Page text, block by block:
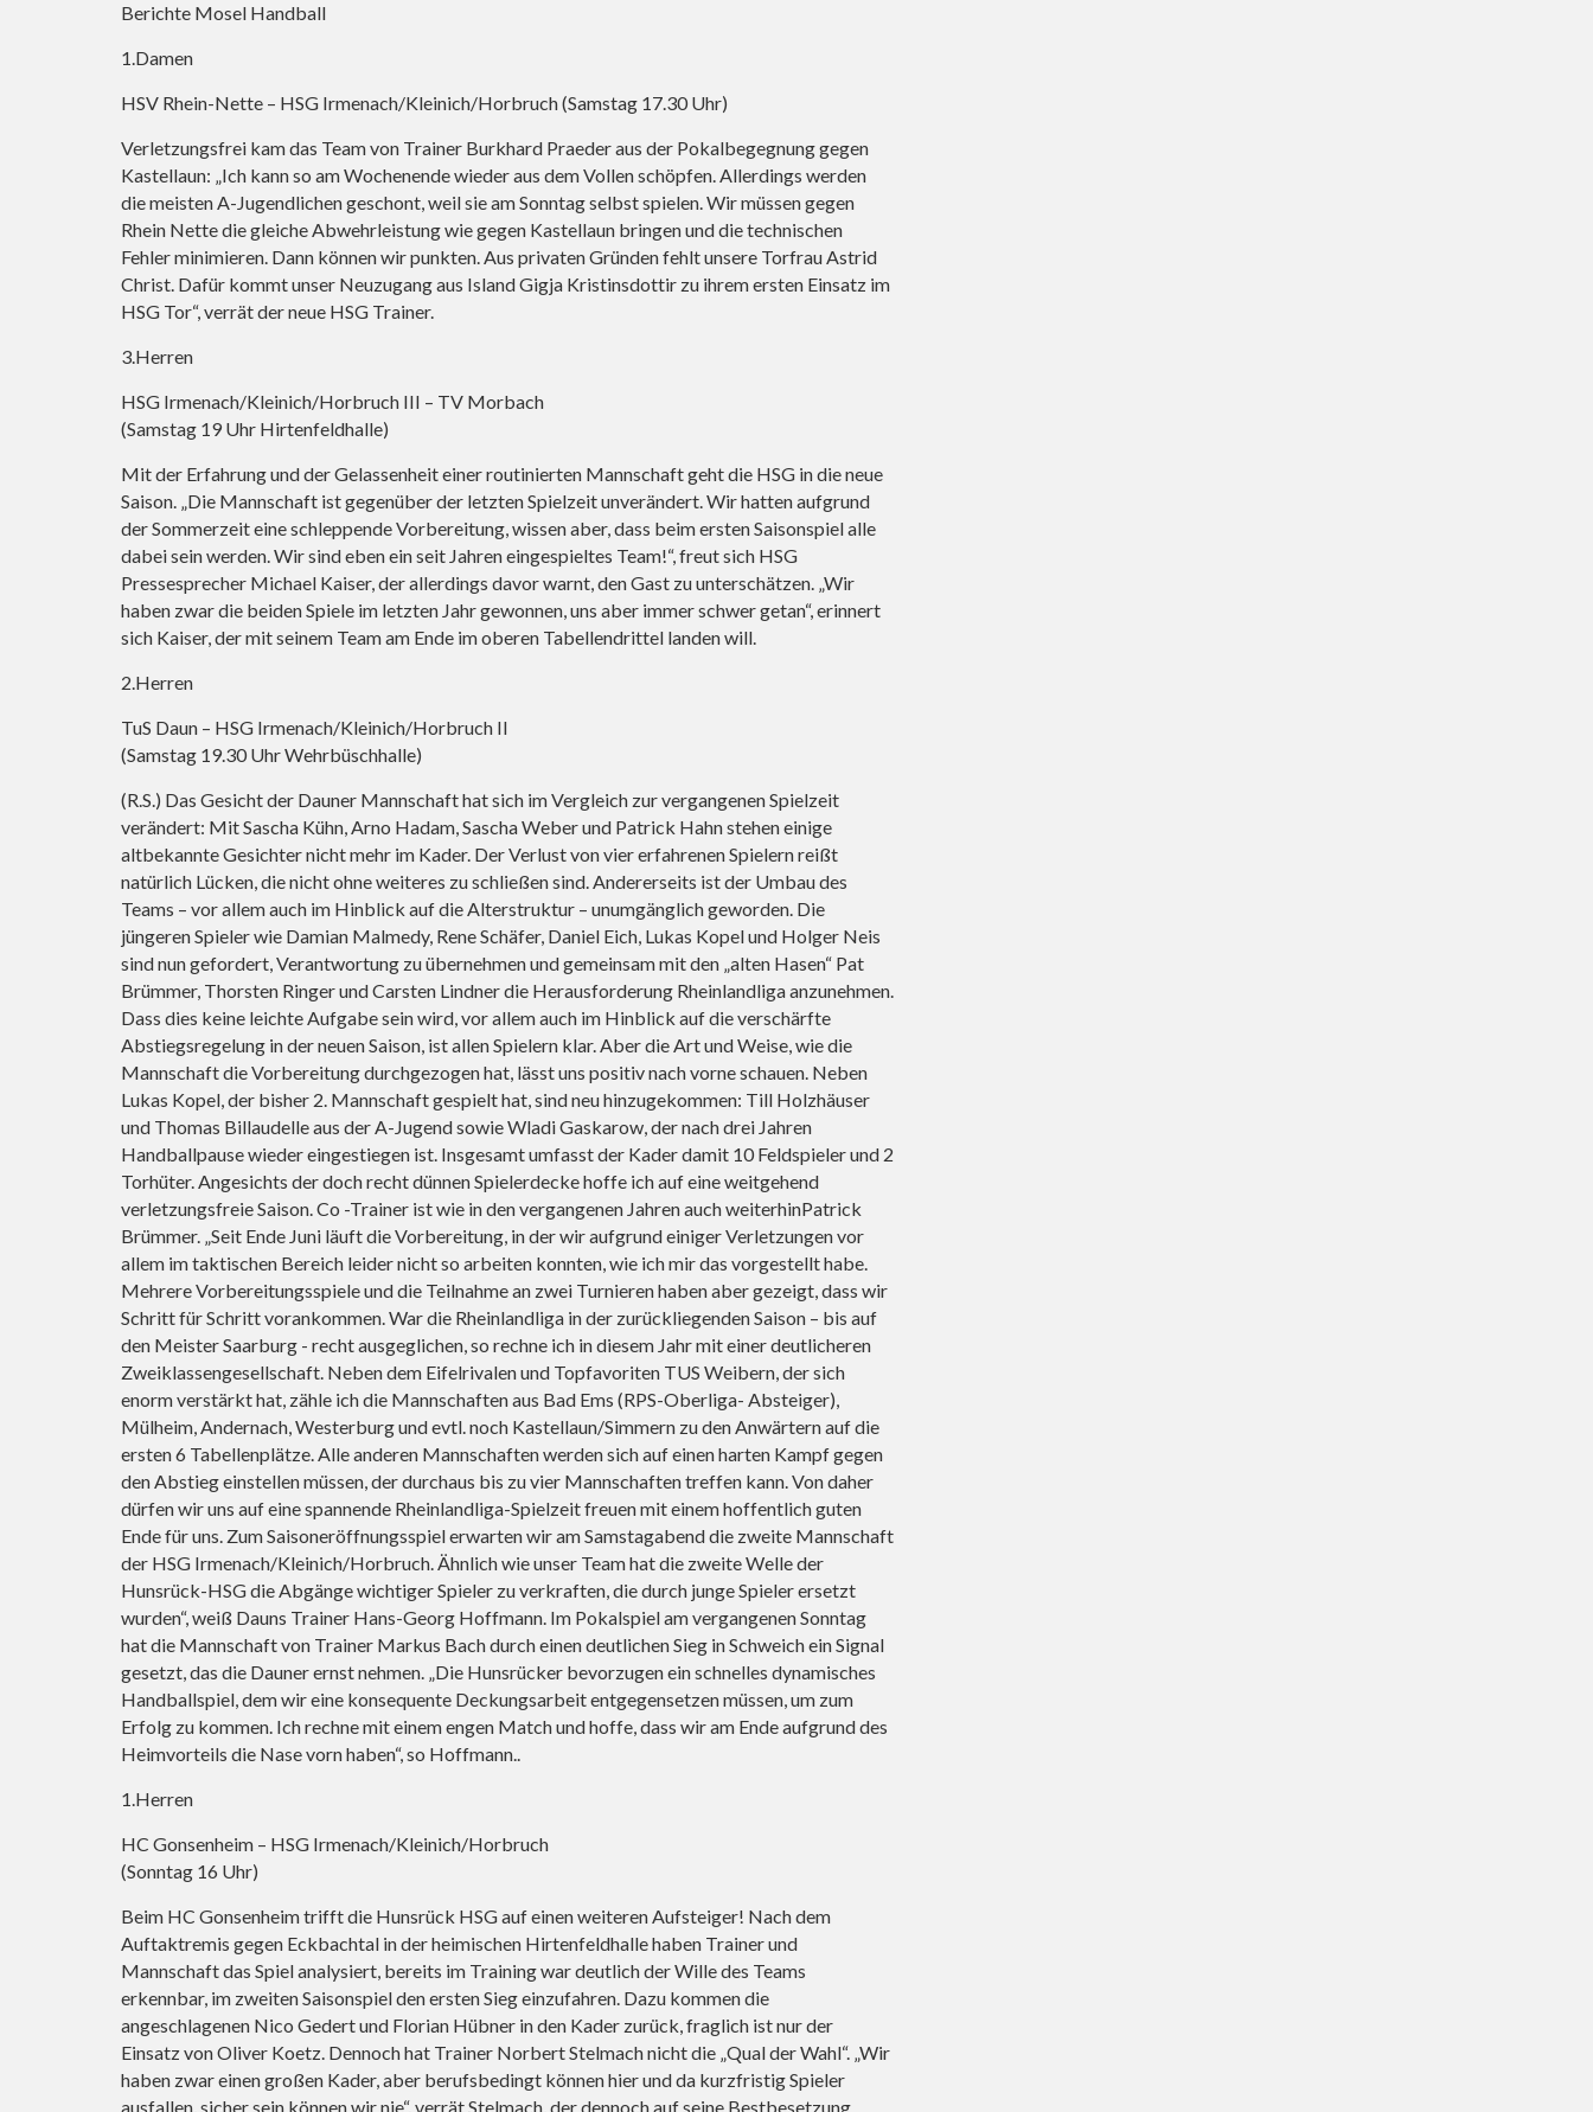
Berichte Mosel Handball
1.Damen
HSV Rhein-Nette – HSG Irmenach/Kleinich/Horbruch (Samstag 17.30 Uhr)
Verletzungsfrei kam das Team von Trainer Burkhard Praeder aus der Pokalbegegnung gegen
Kastellaun: „Ich kann so am Wochenende wieder aus dem Vollen schöpfen. Allerdings werden
die meisten A-Jugendlichen geschont, weil sie am Sonntag selbst spielen. Wir müssen gegen
Rhein Nette die gleiche Abwehrleistung wie gegen Kastellaun bringen und die technischen
Fehler minimieren. Dann können wir punkten. Aus privaten Gründen fehlt unsere Torfrau Astrid
Christ. Dafür kommt unser Neuzugang aus Island Gigja Kristinsdottir zu ihrem ersten Einsatz im
HSG Tor“, verrät der neue HSG Trainer.
3.Herren
HSG Irmenach/Kleinich/Horbruch III – TV Morbach
(Samstag 19 Uhr Hirtenfeldhalle)
Mit der Erfahrung und der Gelassenheit einer routinierten Mannschaft geht die HSG in die neue
Saison. „Die Mannschaft ist gegenüber der letzten Spielzeit unverändert. Wir hatten aufgrund
der Sommerzeit eine schleppende Vorbereitung, wissen aber, dass beim ersten Saisonspiel alle
dabei sein werden. Wir sind eben ein seit Jahren eingespieltes Team!“, freut sich HSG
Pressesprecher Michael Kaiser, der allerdings davor warnt, den Gast zu unterschätzen. „Wir
haben zwar die beiden Spiele im letzten Jahr gewonnen, uns aber immer schwer getan“, erinnert
sich Kaiser, der mit seinem Team am Ende im oberen Tabellendrittel landen will.
2.Herren
TuS Daun – HSG Irmenach/Kleinich/Horbruch II
(Samstag 19.30 Uhr Wehrbüschhalle)
(R.S.) Das Gesicht der Dauner Mannschaft hat sich im Vergleich zur vergangenen Spielzeit
verändert: Mit Sascha Kühn, Arno Hadam, Sascha Weber und Patrick Hahn stehen einige
altbekannte Gesichter nicht mehr im Kader. Der Verlust von vier erfahrenen Spielern reißt
natürlich Lücken, die nicht ohne weiteres zu schließen sind. Andererseits ist der Umbau des
Teams – vor allem auch im Hinblick auf die Alterstruktur – unumgänglich geworden. Die
jüngeren Spieler wie Damian Malmedy, Rene Schäfer, Daniel Eich, Lukas Kopel und Holger Neis
sind nun gefordert, Verantwortung zu übernehmen und gemeinsam mit den „alten Hasen“ Pat
Brümmer, Thorsten Ringer und Carsten Lindner die Herausforderung Rheinlandliga anzunehmen.
Dass dies keine leichte Aufgabe sein wird, vor allem auch im Hinblick auf die verschärfte
Abstiegsregelung in der neuen Saison, ist allen Spielern klar. Aber die Art und Weise, wie die
Mannschaft die Vorbereitung durchgezogen hat, lässt uns positiv nach vorne schauen. Neben
Lukas Kopel, der bisher 2. Mannschaft gespielt hat, sind neu hinzugekommen: Till Holzhäuser
und Thomas Billaudelle aus der A-Jugend sowie Wladi Gaskarow, der nach drei Jahren
Handballpause wieder eingestiegen ist. Insgesamt umfasst der Kader damit 10 Feldspieler und 2
Torhüter. Angesichts der doch recht dünnen Spielerdecke hoffe ich auf eine weitgehend
verletzungsfreie Saison. Co -Trainer ist wie in den vergangenen Jahren auch weiterhinPatrick
Brümmer. „Seit Ende Juni läuft die Vorbereitung, in der wir aufgrund einiger Verletzungen vor
allem im taktischen Bereich leider nicht so arbeiten konnten, wie ich mir das vorgestellt habe.
Mehrere Vorbereitungsspiele und die Teilnahme an zwei Turnieren haben aber gezeigt, dass wir
Schritt für Schritt vorankommen. War die Rheinlandliga in der zurückliegenden Saison – bis auf
den Meister Saarburg - recht ausgeglichen, so rechne ich in diesem Jahr mit einer deutlicheren
Zweiklassengesellschaft. Neben dem Eifelrivalen und Topfavoriten TUS Weibern, der sich
enorm verstärkt hat, zähle ich die Mannschaften aus Bad Ems (RPS-Oberliga- Absteiger),
Mülheim, Andernach, Westerburg und evtl. noch Kastellaun/Simmern zu den Anwärtern auf die
ersten 6 Tabellenplätze. Alle anderen Mannschaften werden sich auf einen harten Kampf gegen
den Abstieg einstellen müssen, der durchaus bis zu vier Mannschaften treffen kann. Von daher
dürfen wir uns auf eine spannende Rheinlandliga-Spielzeit freuen mit einem hoffentlich guten
Ende für uns. Zum Saisoneröffnungsspiel erwarten wir am Samstagabend die zweite Mannschaft
der HSG Irmenach/Kleinich/Horbruch. Ähnlich wie unser Team hat die zweite Welle der
Hunsrück-HSG die Abgänge wichtiger Spieler zu verkraften, die durch junge Spieler ersetzt
wurden“, weiß Dauns Trainer Hans-Georg Hoffmann. Im Pokalspiel am vergangenen Sonntag
hat die Mannschaft von Trainer Markus Bach durch einen deutlichen Sieg in Schweich ein Signal
gesetzt, das die Dauner ernst nehmen. „Die Hunsrücker bevorzugen ein schnelles dynamisches
Handballspiel, dem wir eine konsequente Deckungsarbeit entgegensetzen müssen, um zum
Erfolg zu kommen. Ich rechne mit einem engen Match und hoffe, dass wir am Ende aufgrund des
Heimvorteils die Nase vorn haben“, so Hoffmann..
1.Herren
HC Gonsenheim – HSG Irmenach/Kleinich/Horbruch
(Sonntag 16 Uhr)
Beim HC Gonsenheim trifft die Hunsrück HSG auf einen weiteren Aufsteiger! Nach dem
Auftaktremis gegen Eckbachtal in der heimischen Hirtenfeldhalle haben Trainer und
Mannschaft das Spiel analysiert, bereits im Training war deutlich der Wille des Teams
erkennbar, im zweiten Saisonspiel den ersten Sieg einzufahren. Dazu kommen die
angeschlagenen Nico Gedert und Florian Hübner in den Kader zurück, fraglich ist nur der
Einsatz von Oliver Koetz. Dennoch hat Trainer Norbert Stelmach nicht die „Qual der Wahl“. „Wir
haben zwar einen großen Kader, aber berufsbedingt können hier und da kurzfristig Spieler
ausfallen, sicher sein können wir nie“, verrät Stelmach, der dennoch auf seine Bestbesetzung